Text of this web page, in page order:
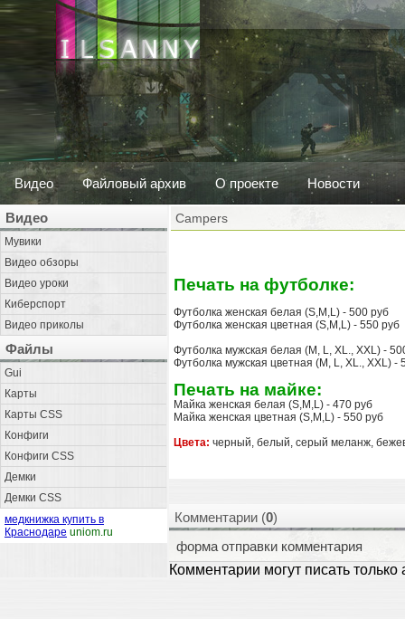
Видео Файловый архив О проекте Новости
Видео
Мувики
Видео обзоры
Видео уроки
Киберспорт
Видео приколы
Файлы
Gui
Карты
Карты CSS
Конфиги
Конфиги CSS
Демки
Демки CSS
медкнижка купить в
Краснодаре uniom.ru
Campers
Печать на футболке:
Футболка женская белая (S,M,L) - 500 руб
Футболка женская цветная (S,M,L) - 550 руб
Футболка мужская белая (M, L, XL., XXL) -
Футболка мужская цветная (M, L, XL., XXL) -
Печать на майке:
Майка женская белая (S,M,L) - 470 руб
Майка женская цветная (S,M,L) - 550 руб
Цвета: черный, белый, серый меланж,
Комментарии (0)
форма отправки комментария
Комментарии могут писать